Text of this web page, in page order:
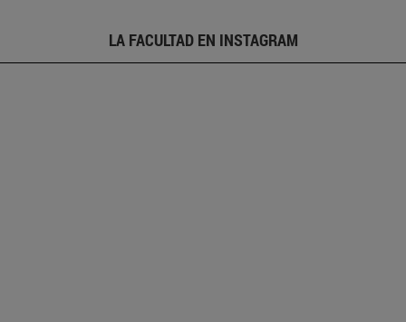
LA FACULTAD EN INSTAGRAM